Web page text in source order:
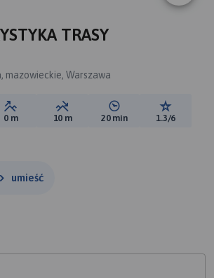
TRASY
mazowieckie, Warszawa
Suma przewyższeń:
0 m Suma spadków:
10 m Średni czas potrzebny
20 min Ocena
1.3/6
umieść